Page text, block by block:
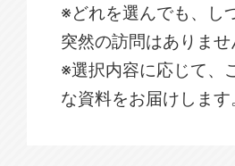
※どれを選んでも、し
突然の訪問はありませ
※選択内容に応じて、
な資料をお届けします